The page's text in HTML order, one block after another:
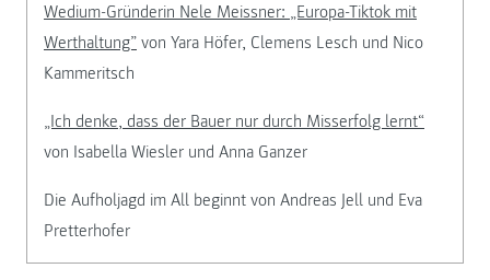
Wedium-Gründerin Nele Meissner: „Europa-Tiktok mit
Werthaltung” von Yara Höfer, Clemens Lesch und Nico
Kammeritsch
„Ich denke, dass der Bauer nur durch Misserfolg lernt“
von Isabella Wiesler und Anna Ganzer
Die Auf­hol­jagd im All beginnt von Andreas Jell und Eva
Pretterhofer